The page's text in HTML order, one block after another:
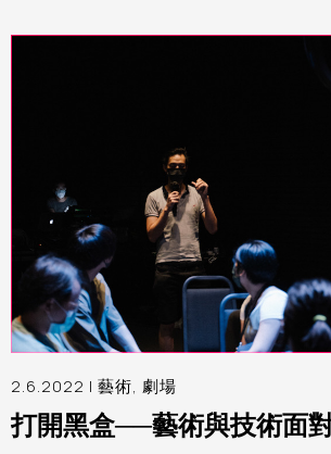
2.6.2022 | 藝術, 劇場
打開黑盒──藝術與技術面